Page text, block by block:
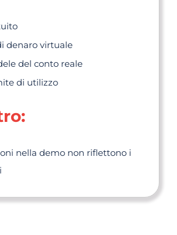
denaro virtuale
del conto reale
di utilizzo
nella demo non riflettono i